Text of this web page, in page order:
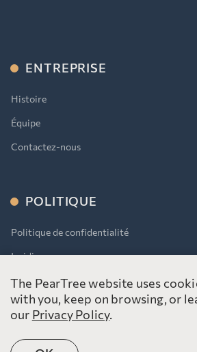
ENTREPRISE
Histoire
Équipe
Contactez-nous
POLITIQUE
Politique de confidentialité
Juridique
AODA
The PearTree website uses
with you, keep on browsing, or
our Privacy Policy.